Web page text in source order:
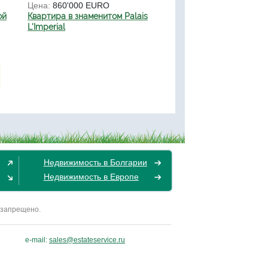
Цена: 860'000 EURO
Квартира в знаменитом Palais
L'Imperial
Недвижимость в Болгарии
Недвижимость в Европе
e-mail: sales@estateservice.ru